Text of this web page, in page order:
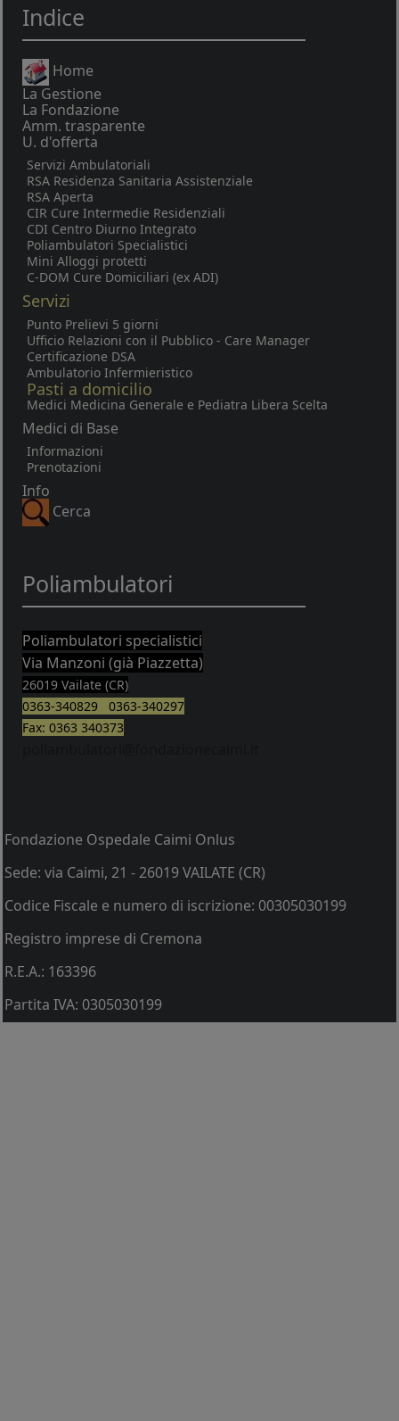
Indice
Home
La Gestione
La Fondazione
Amm. trasparente
U. d'offerta
Servizi Ambulatoriali
RSA Residenza Sanitaria Assistenziale
RSA Aperta
CIR Cure Intermedie Residenziali
CDI Centro Diurno Integrato
Poliambulatori Specialistici
Mini Alloggi protetti
C-DOM Cure Domiciliari (ex ADI)
Servizi
Punto Prelievi 5 giorni
Ufficio Relazioni con il Pubblico - Care Manager
Certificazione DSA
Ambulatorio Infermieristico
Pasti a domicilio
Medici Medicina Generale e Pediatra Libera Scelta
Medici di Base
Informazioni
Prenotazioni
Info
Cerca
Poliambulatori
Poliambulatori specialistici
Via Manzoni (già Piazzetta)
26019 Vailate (CR)
0363-340829 0363-340297
Fax: 0363 340373
Fondazione Ospedale Caimi Onlus
Sede: via Caimi, 21 - 26019 VAILATE (CR)
Codice Fiscale e numero di iscrizione: 00305030199
Registro imprese di Cremona
R.E.A.: 163396
Partita IVA: 0305030199